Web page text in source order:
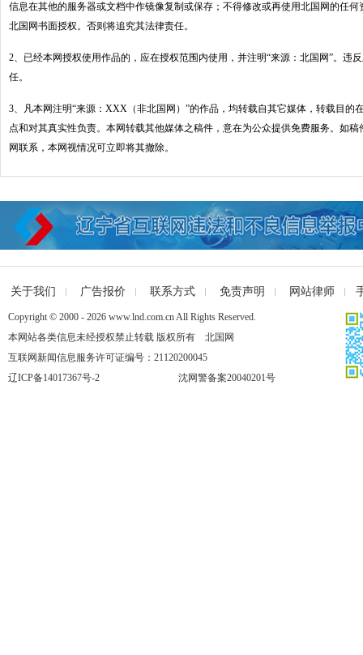
信息在其他的服务器或文档中作镜像复制或保存；不得修改或再使用北国网的任
北国网书面授权。否则将追究其法律责任。
2、已经本网授权使用作品的，应在授权范围内使用，并注明“来源：北国网”。违
任。
3、凡本网注明“来源：XXX（非北国网）”的作品，均转载自其它媒体，转载目的
点和对其真实性负责。本网转载其他媒体之稿件，意在为公众提供免费服务。如
网联系，本网视情况可立即将其撤除。
关于我们 广告报价 联系方式 免责声明 网站律师
Copyright © 2000 - 2026 www.lnd.com.cn All Rights Reserved.
本网站各类信息未经授权禁止转载 版权所有 北国网
互联网新闻信息服务许可证编号：21120200045
辽ICP备14017367号-2
沈网警备案20040201号